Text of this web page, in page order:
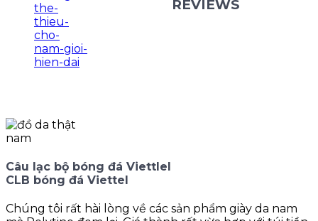
REVIEWS
Câu lạc bộ bóng đá Viettlel
CLB bóng đá Viettel
Chúng tôi rất hài lòng về các sản phẩm giày da nam